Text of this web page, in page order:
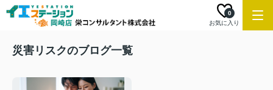
お気に入り
0
災害リスクのブログ一覧